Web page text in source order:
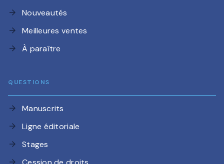
arrow_forward Nouveautés
arrow_forward Meilleures ventes
arrow_forward À paraître
QUESTIONS
arrow_forward Manuscrits
arrow_forward Ligne éditoriale
arrow_forward Stages
arrow_forward